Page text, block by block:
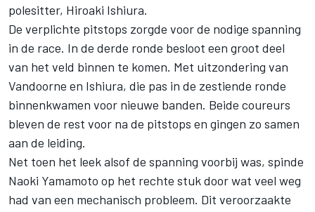
polesitter, Hiroaki Ishiura.
De verplichte pitstops zorgde voor de nodige spanning
in de race. In de derde ronde besloot een groot deel
van het veld binnen te komen. Met uitzondering van
Vandoorne en Ishiura, die pas in de zestiende ronde
binnenkwamen voor nieuwe banden. Beide coureurs
bleven de rest voor na de pitstops en gingen zo samen
aan de leiding.
Net toen het leek alsof de spanning voorbij was, spinde
Naoki Yamamoto op het rechte stuk door wat veel weg
had van een mechanisch probleem. Dit veroorzaakte